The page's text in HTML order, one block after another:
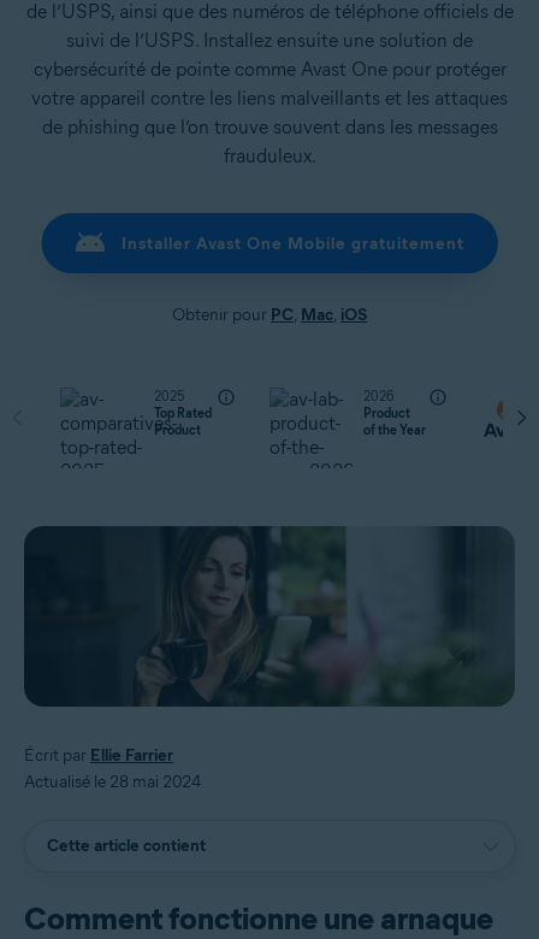
de l’USPS, ainsi que des numéros de téléphone officiels de
suivi de l’USPS. Installez ensuite une solution de
cybersécurité de pointe comme Avast One pour protéger
votre appareil contre les liens malveillants et les attaques
de phishing que l’on trouve souvent dans les messages
frauduleux.
Installer Avast One Mobile gratuitement
Obtenir pour PC, Mac, iOS
2025
Top Rated
Product
2026
Product
of the Year
Écrit par Ellie Farrier
Actualisé le 28 mai 2024
Cette article contient
Comment fonctionne une arnaque